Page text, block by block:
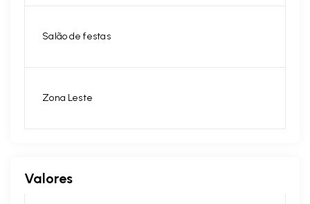
Salão de festas
Zona Leste
Valores